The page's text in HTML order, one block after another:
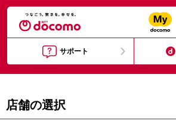
サポート
店舗の選択